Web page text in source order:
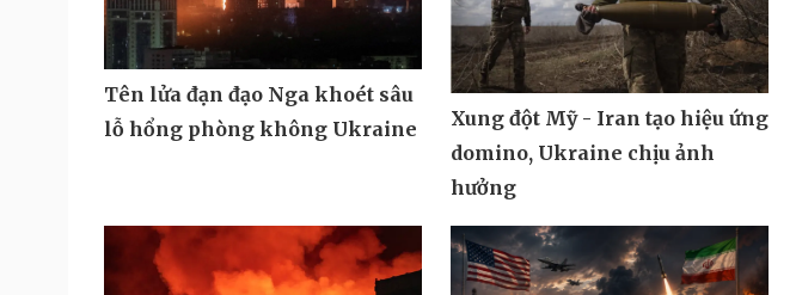
Tên lửa đạn đạo Nga khoét sâu
lỗ hổng phòng không Ukraine
Xung đột Mỹ - Iran tạo hiệu ứng
domino, Ukraine chịu ảnh
hưởng